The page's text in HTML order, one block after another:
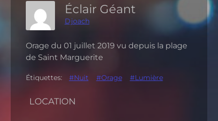
Éclair Géant
Djoach
Orage du 01 juillet 2019 vu depuis la plage
de Saint Marguerite
Étiquettes: #Nuit #Orage #Lumière
LOCATION